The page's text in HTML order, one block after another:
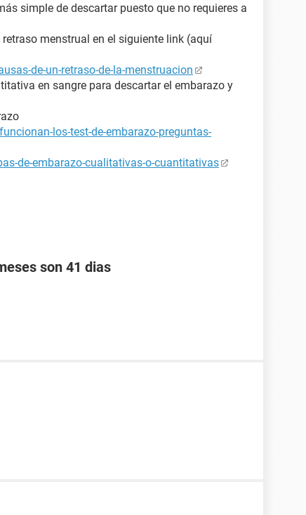
simple de descartar puesto que no requieres a
menstrual en el siguiente link (aquí
de-un-retraso-de-la-menstruacion
en sangre para descartar el embarazo y
los-test-de-embarazo-preguntas-
de-embarazo-cualitativas-o-cuantitativas
son 41 dias